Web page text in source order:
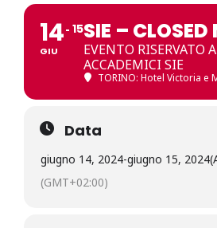
14
GIU
15SIE – CLOSED
EVENTO RISERVATO
ACCADEMICI SIE
TORINO: Hotel Victoria e
Data
giugno 14, 2024-giugno 15, 2024
(GMT+02:00)